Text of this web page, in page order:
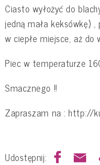
Ciasto wyłożyć do
jedną mała keksówkę)
w ciepłe miejsce, aż do
Piec w temperaturze
Smacznego !!
Zapraszam na : http://
Udostępnij: